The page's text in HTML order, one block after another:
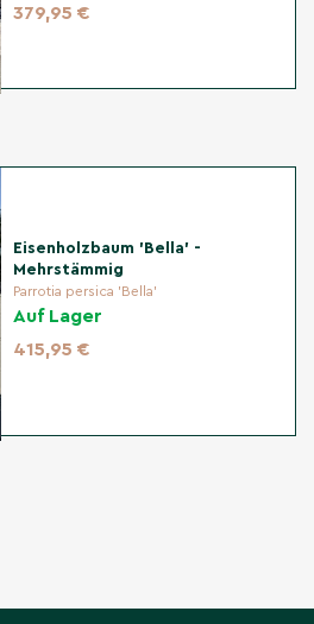
379,95 €
Eisenholzbaum 'Bella' -
Mehrstämmig
Parrotia persica 'Bella'
Auf Lager
415,95 €